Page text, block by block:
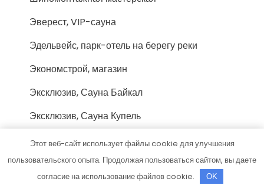
Эверест, VIP-сауна
Эдельвейс, парк-отель на берегу реки
Экономстрой, магазин
Эксклюзив, Сауна Байкал
Эксклюзив, Сауна Купель
Элит, сауна
Ягуар
Этот веб-сайт использует файлы cookie для улучшения
пользовательского опыта. Продолжая пользоваться сайтом, вы даете
согласие на использование файлов cookie.
OK